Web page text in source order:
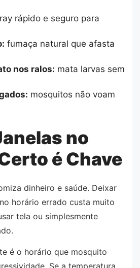
rápido e seguro para
fumaça natural que afasta
nos ralos: mata larvas sem
mosquitos não voam
no
é Chave
dinheiro e saúde. Deixar
horário errado custa muito
tela ou simplesmente
é o horário que mosquito